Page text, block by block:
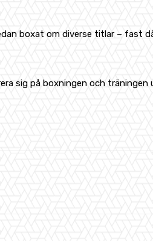
boxat om diverse titlar –
sig på boxningen och träningen